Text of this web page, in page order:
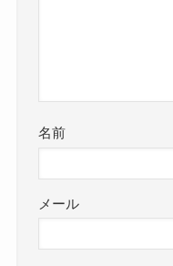
名前
メール